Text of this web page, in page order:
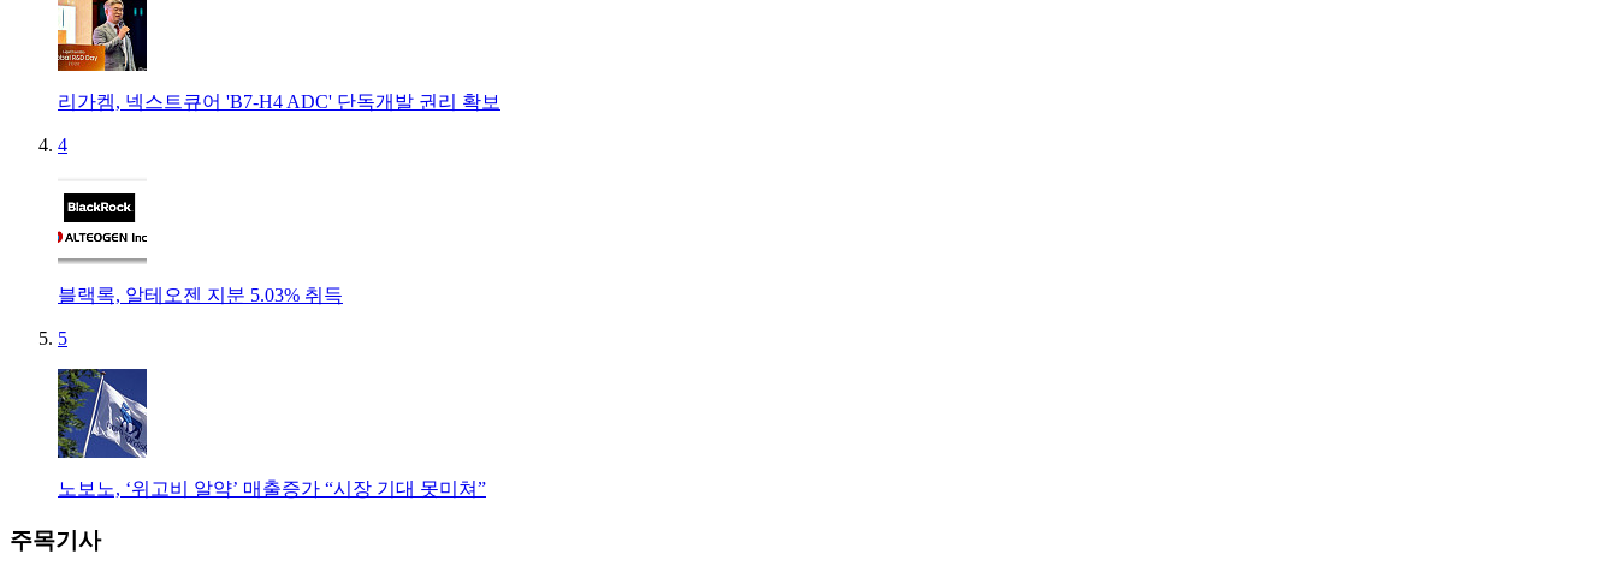
리가켐, 넥스트큐어 'B7-H4 ADC' 단독개발 권리 확보
4
블랙록, 알테오젠 지분 5.03% 취득
5
노보노, ‘위고비 알약’ 매출증가 “시장 기대 못미쳐”
주목기사